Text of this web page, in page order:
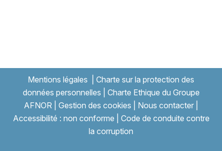
Mentions légales
Charte sur la protection des
données personnelles
Charte Ethique du Groupe
AFNOR
Gestion des cookies Nous contacter
Accessibilité : non conforme
Code de conduite contre
la corruption